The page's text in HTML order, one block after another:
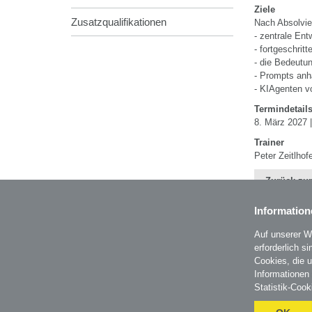
Zusatzqualifikationen
Ziele
Nach
- zentrale
-
- die
- Prompts
- KIAgenten
Termindetails
8. März 2027
Trainer
Peter
Zurück
Auf unserer
erforderlich
Cookies, die
Statistik-